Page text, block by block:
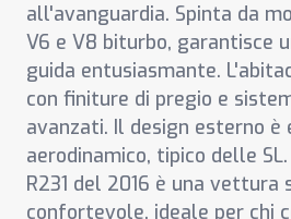
all'avanguardia. Spinta da
V6 e V8 biturbo, garantisce
guida entusiasmante.
con finiture di pregio e
avanzati. Il design esterno è
aerodinamico, tipico delle
R231 del 2016 è una vettura
confortevole, ideale per chi